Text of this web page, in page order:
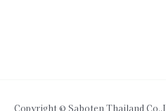
Copyright © Saboten Thailand